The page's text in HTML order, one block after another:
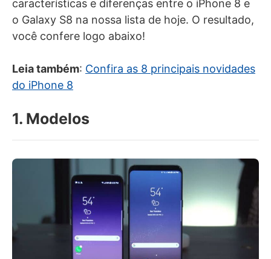
características e diferenças entre o iPhone 8 e
o Galaxy S8 na nossa lista de hoje. O resultado,
você confere logo abaixo!
Leia também: Confira as 8 principais novidades
do iPhone 8
1. Modelos